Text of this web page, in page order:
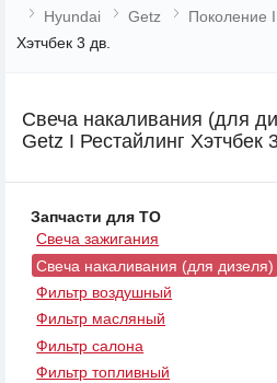
Hyundai
Getz
Поколение
Хэтчбек 3 дв.
Свеча накаливания (для
Getz I Рестайлинг Хэтчбек
Запчасти для ТО
Свеча зажигания
Свеча накаливания (для дизеля)
Фильтр воздушный
Фильтр масляный
Фильтр салона
Фильтр топливный